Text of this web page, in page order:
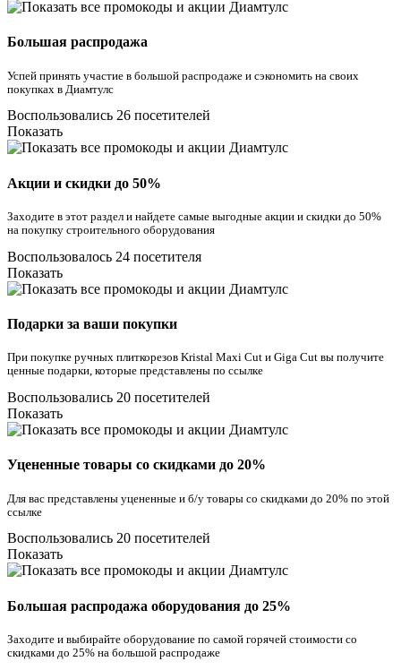
Большая распродажа
Успей принять участие в большой распродаже и сэкономить на своих
покупках в Диамтулс
Воспользовались 26 посетителей
Показать
Акции и скидки до 50%
Заходите в этот раздел и найдете самые выгодные акции и скидки до 50%
на покупку строительного оборудования
Воспользовалось 24 посетителя
Показать
Подарки за ваши покупки
При покупке ручных плиткорезов Kristal Maxi Cut и Giga Cut вы получите
ценные подарки, которые представлены по ссылке
Воспользовались 20 посетителей
Показать
Уцененные товары со скидками до 20%
Для вас представлены уцененные и б/у товары со скидками до 20% по этой
ссылке
Воспользовались 20 посетителей
Показать
Большая распродажа оборудования до 25%
Заходите и выбирайте оборудование по самой горячей стоимости со
скидками до 25% на большой распродаже